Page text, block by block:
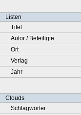
Listen
Titel
Autor / Beteiligte
Ort
Verlag
Jahr
Clouds
Schlagwörter